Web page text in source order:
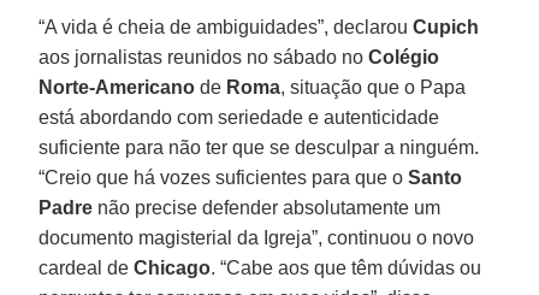
“A vida é cheia de ambiguidades”, declarouCupich
aos jornalistas reunidos no sábado noColégio
Norte-Americano de Roma, situação que o Papa
está abordando com seriedade e autenticidade
suficiente para não ter que se desculpar a ninguém.
“Creio que há vozes suficientes para que oSanto
Padre não precise defender absolutamente um
documento magisterial da Igreja”, continuou o novo
cardeal deChicago. “Cabe aos que têm dúvidas ou